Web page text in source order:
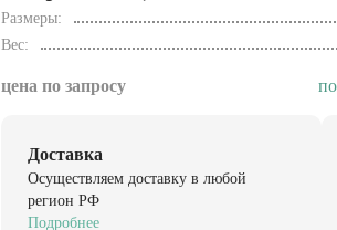
Размеры
Вес
цена по запросу
Доставка
Осуществляем доставку в любой
регион РФ
Подробнее